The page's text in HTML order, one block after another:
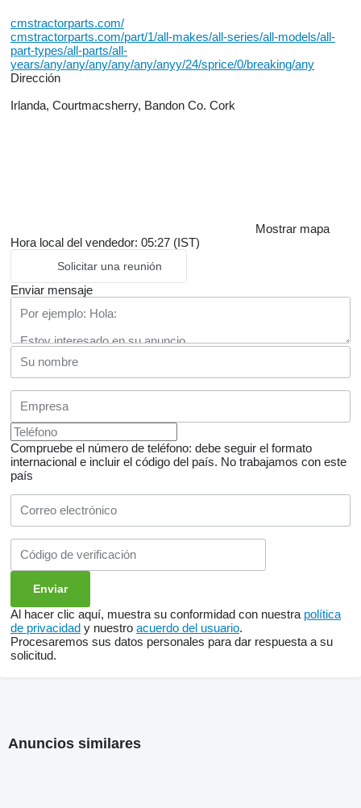
cmstractorparts.com/
cmstractorparts.com/part/1/all-makes/all-series/all-models/all-
part-types/all-parts/all-
years/any/any/any/any/any/anyy/24/sprice/0/breaking/any
Dirección
Irlanda, Courtmacsherry, Bandon Co. Cork
Mostrar mapa
Hora local del vendedor: 05:27 (IST)
Solicitar una reunión
Enviar mensaje
Compruebe el número de teléfono: debe seguir el formato
internacional e incluir el código del país. No trabajamos con este
país
Al hacer clic aquí, muestra su conformidad con nuestra política
de privacidad y nuestro acuerdo del usuario.
Procesaremos sus datos personales para dar respuesta a su
solicitud.
Anuncios similares